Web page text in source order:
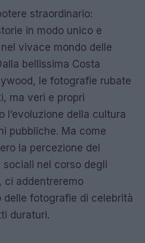
straordinario:
in modo unico e
vivace mondo delle
bellissima Costa
le fotografie rubate
ma veri e propri
l’evoluzione della cultura
pubbliche. Ma come
la percezione del
nel corso degli
ci addentreremo
delle fotografie di celebrità
duraturi.